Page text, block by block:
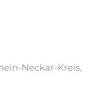
Neckar-Kreis,